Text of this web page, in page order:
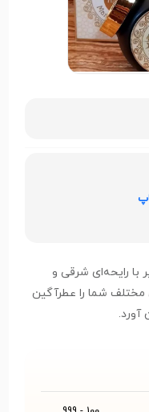
رایحه‌ای شرقی و
مختلف شما را عطرآگین
آورد.